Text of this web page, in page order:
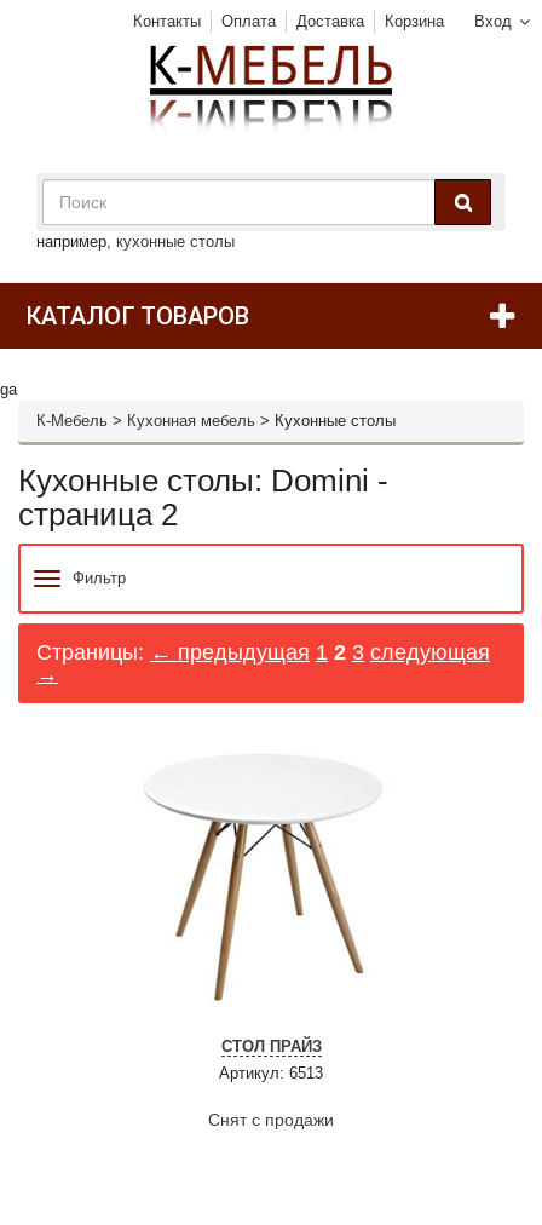
Вход
Контакты Оплата Доставка Корзина
например, кухонные столы
КАТАЛОГ ТОВАРОВ
ga
К-Мебель > Кухонная мебель > Кухонные столы
Кухонные столы: Domini -
страница 2
Фильтр
Страницы: ← предыдущая 1 2 3 следующая
→
СТОЛ ПРАЙЗ
Артикул: 6513
Снят с продажи